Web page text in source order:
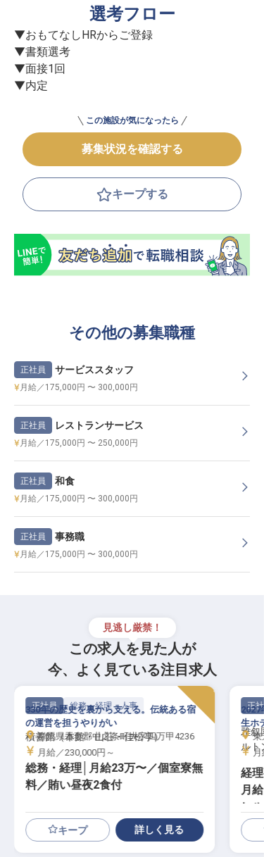
選考フロー
▼おもてなしHRからご登録
▼書類選考
▼面接1回
▼内定
この施設が気になったら
募集状況を確認する
キープする
その他の募集職種
正社員 サービススタッフ
月給／175,000円 〜 300,000円
正社員 レストランサービス
月給／175,000円 〜 250,000円
正社員 和食
月給／175,000円 〜 300,000円
正社員 事務職
月給／175,000円 〜 300,000円
見逃し厳禁！
この求人を見た人が
今、よく見ている注目求人
正社員 総務・経理・人事
積善館（本館・山荘・佳松亭）
総務・経理│月給23万〜／個室寮無
料／賄い昼夜2食付
330年の歴史を裏から支える。伝統ある宿
の運営を担うやりがい
群馬県吾妻郡中之条町大字四万甲4236
月給／230,000円～
キープ 詳しく見る
正社
雅叙
ルト
経
月
ヒ
2027
生ホ
東